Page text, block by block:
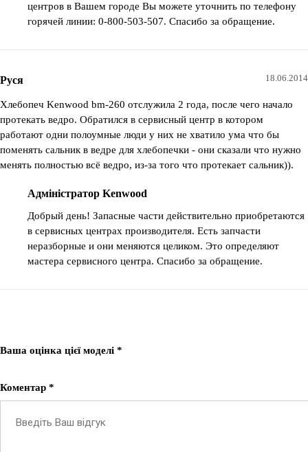
центров в Вашем городе Вы можете уточнить по телефону
горячей линии: 0-800-503-507. Спасибо за обращение.
Руся 18.06.2014
Хлебопеч Kenwood bm-260 отслужила 2 года, после чего начало
протекать ведро. Обратился в сервисный центр в котором
работают одни полоумные люди у них не хватило ума что бы
поменять сальник в ведре для хлебопечки - они сказали что нужно
менять полностью всё ведро, из-за того что протекает сальник)).
Адміністратор Kenwood
Добрый день! Запасные части действительно приобретаются
в сервисных центрах производителя. Есть запчасти
неразборные и они меняются целиком. Это определяют
мастера сервисного центра. Спасибо за обращение.
Ваша оцінка цієї моделі *
Коментар *